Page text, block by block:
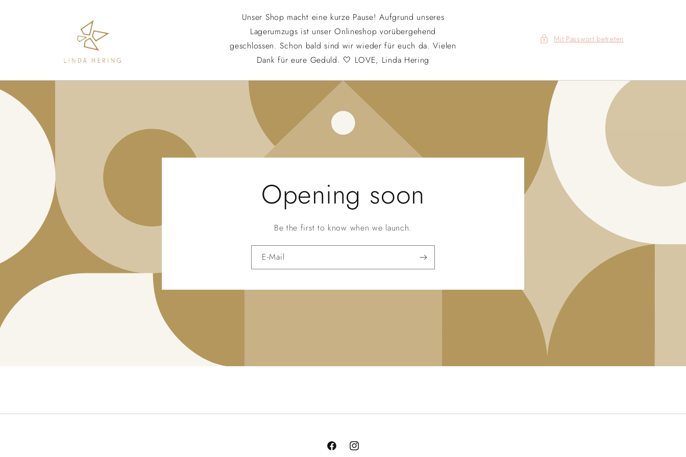
Unser Shop macht eine kurze Pause! Aufgrund unseres
Lagerumzugs ist unser Onlineshop vorübergehend
geschlossen. Schon bald sind wir wieder für euch da. Vielen
Dank für eure Geduld. 🤍 LOVE, Linda Hering
Mit Passwort betreten
Opening soon
Be the first to know when we launch.
E-Mail
FacebookInstagram